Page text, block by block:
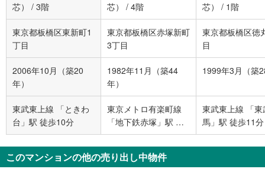
芯）
/ 3階
芯）
/ 4階
芯）
/ 1階
東京都板橋区東新町1
丁目
東京都板橋区赤塚新町
3丁目
東京都板橋区徳
目
2006年10月（築20
年）
1982年11月（築44
年）
1999年3月（築
東武東上線 「ときわ
台」駅 徒歩10分
東京メトロ有楽町線
「地下鉄赤塚」駅 徒
歩7分
東武東上線 「東
馬」駅 徒歩11分
このマンションの他の売り出し中物件